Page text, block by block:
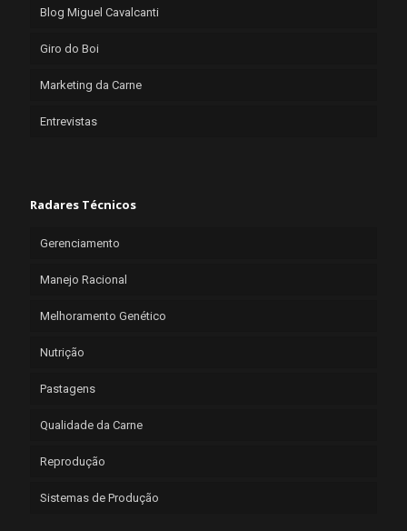
Blog Miguel Cavalcanti
Giro do Boi
Marketing da Carne
Entrevistas
Radares Técnicos
Gerenciamento
Manejo Racional
Melhoramento Genético
Nutrição
Pastagens
Qualidade da Carne
Reprodução
Sistemas de Produção